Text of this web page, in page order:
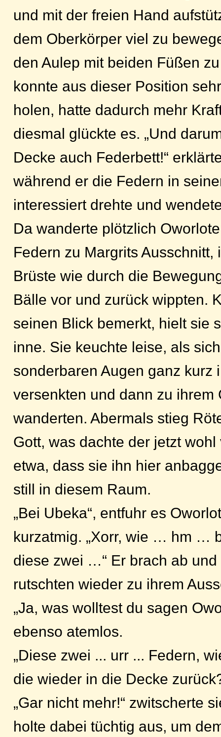
und mit der freien Hand
dem Oberkörper viel zu
den Aulep mit beiden Füßen
konnte aus dieser Position
holen, hatte dadurch mehr
diesmal glückte es. „Und
Decke auch Federbett!“
während er die Federn in
interessiert drehte und
Da wanderte plötzlich
Federn zu Margrits Ausschnitt,
Brüste wie durch die
Bälle vor und zurück wippten.
seinen Blick bemerkt, hielt sie
inne. Sie keuchte leise, als
sonderbaren Augen ganz kurz
versenkten und dann zu ihrem
wanderten. Abermals stieg
Gott, was dachte der jetzt
etwa, dass sie ihn hier
still in diesem Raum.
„Bei Ubeka“, entfuhr es
kurzatmig. „Xorr, wie … hm …
diese zwei …“ Er brach ab
rutschten wieder zu ihrem
„Ja, was wolltest du sagen
ebenso atemlos.
„Diese zwei ... urr ... Federn,
die wieder in die Decke
„Gar nicht mehr!“ zwitscherte
holte dabei tüchtig aus, um